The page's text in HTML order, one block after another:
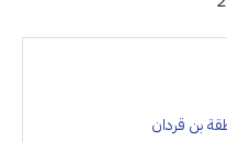
بن قردان